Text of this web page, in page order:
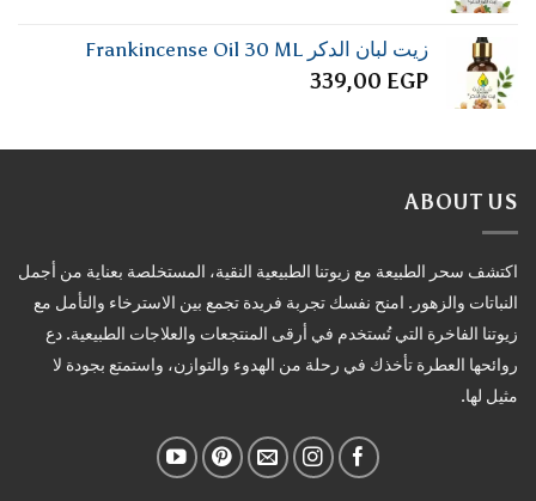
زيت لبان الدكر Frankincense Oil 30 ML
339,00 EGP
ABOUT US
اكتشف سحر الطبيعة مع زيوتنا الطبيعية النقية، المستخلصة بعناية من أجمل
النباتات والزهور. امنح نفسك تجربة فريدة تجمع بين الاسترخاء والتأمل مع
زيوتنا الفاخرة التي تُستخدم في أرقى المنتجعات والعلاجات الطبيعية. دع
روائحها العطرة تأخذك في رحلة من الهدوء والتوازن، واستمتع بجودة لا
مثيل لها.